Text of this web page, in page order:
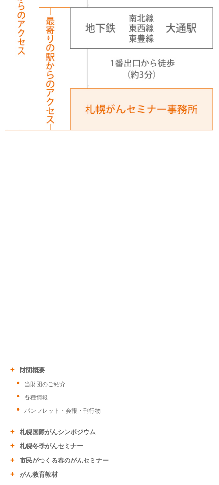
財団概要
当財団のご紹介
各種情報
パンフレット・会報・刊行物
札幌国際がんシンポジウム
札幌冬季がんセミナー
市民がつくる春のがんセミナー
がん教育教材